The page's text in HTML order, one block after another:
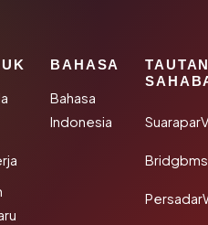
BAHASA
Bahasa
Indonesia